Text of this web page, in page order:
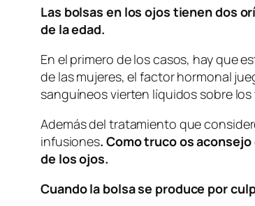
Las bolsas en los ojos tienen dos
de la edad.
En el primero de los casos, hay que
de las mujeres, el factor hormonal
sanguíneos vierten líquidos sobre
Además del tratamiento que
infusiones. Como truco os
de los ojos.
Cuando la bolsa se produce por